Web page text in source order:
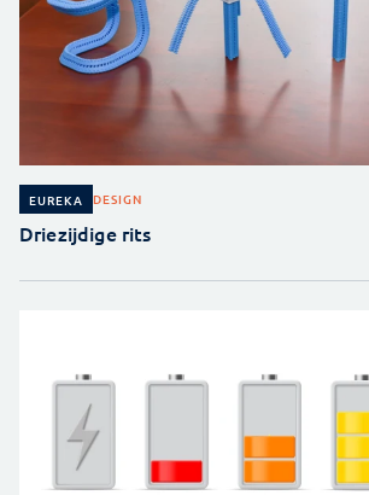
EUREKA DESIGN
Driezijdige rits